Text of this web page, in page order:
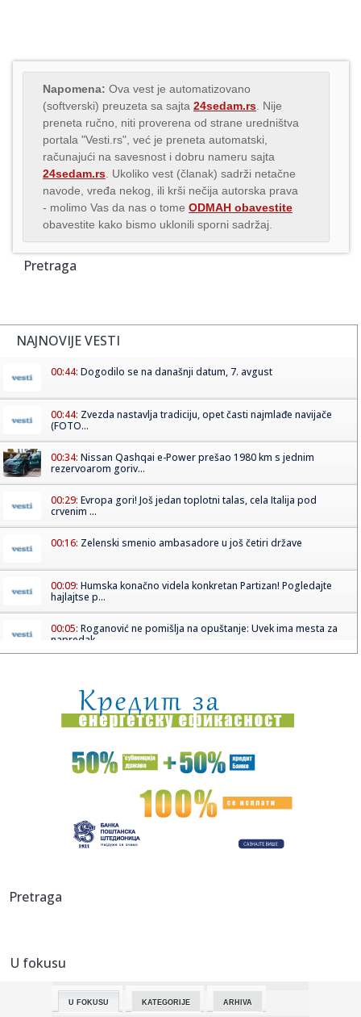
Napomena: Ova vest je automatizovano
(softverski) preuzeta sa sajta 24sedam.rs . Nije
preneta ručno, niti proverena od strane uredništva
portala "Vesti.rs", već je preneta automatski,
računajući na savesnost i dobru nameru sajta
24sedam.rs . Ukoliko vest (članak) sadrži netačne
navode, vređa nekog, ili krši nečija autorska prava
- molimo Vas da nas o tome ODMAH obavestite
obavestite kako bismo uklonili sporni sadržaj.
Pretraga
NAJNOVIJE VESTI
00:44: Dogodilo se na današnji datum, 7. avgust
00:44: Zvezda nastavlja tradiciju, opet časti najmlađe navijače
(FOTO...
00:34: Nissan Qashqai e-Power prešao 1980 km s jednim
rezervoarom goriv...
00:29: Evropa gori! Još jedan toplotni talas, cela Italija pod
crvenim ...
00:16: Zelenski smenio ambasadore u još četiri države
00:09: Humska konačno videla konkretan Partizan! Pogledajte
hajlajtse p...
00:05: Roganović ne pomišlja na opuštanje: Uvek ima mesta za
napredak...
00:01:Na današnji dan, 7. avgust
23:59:U predgrađu Damaska podignut autobus u vazduh, dve
osobe poginul...
ROMAŠČENKO POSLE POTOPA U HUMSKOJ: Jedna stvar
23:54:Aleksić: "Nemamo čega da se plašimo u Kazahstanu"
23:44:
23:41:
Marinović nakon pobjede: Zaslužili smo još koji gol, ali
Pretraga
U fokusu
U FOKUSU KATEGORIJE ARHIVA